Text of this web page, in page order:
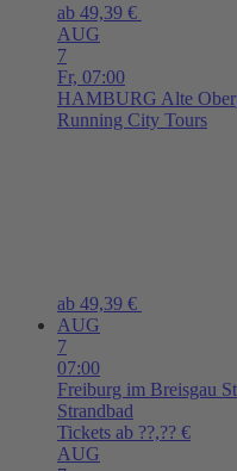
ab 49,39 €
AUG
7
Fr, 07:00
HAMBURG Alte
Running City Tours
ab 49,39 €
AUG
7
07:00
Freiburg im Breisgau
Strandbad
Tickets ab ??,?? €
AUG